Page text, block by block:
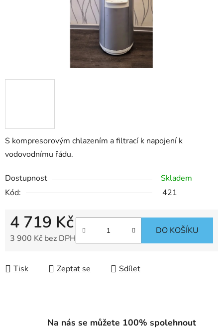
S kompresorovým chlazením a filtrací k napojení k
vodovodnímu řádu.
Dostupnost
Skladem
Kód:
421
4 719 Kč
3 900 Kč bez DPH
DO KOŠÍKU
Tisk Zeptat se Sdílet
Na nás se můžete 100% spolehnout